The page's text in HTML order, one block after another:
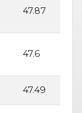
47.87
47.6
47.49